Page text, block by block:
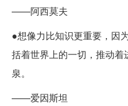
——阿西莫夫
●想像力比知识更重要，因
括着世界上的一切，推动
泉。
——爱因斯坦